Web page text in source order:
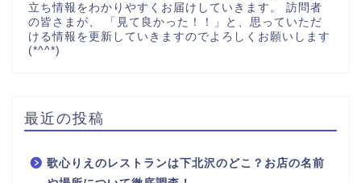
立ち情報をわかりやすくお届けしていきます。 訪問者
の皆さまが、 「見て良かった！！」と、思っていただ
ける情報を更新していきますのでよろしくお願いします
(*^^*)
最近の投稿
歌心りえのレストランは下北沢のどこ？お店の名前